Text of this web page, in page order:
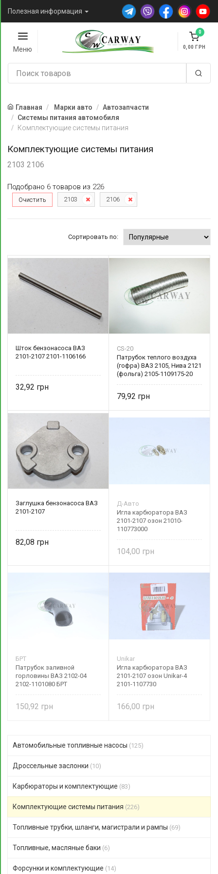
Полезная информация
Меню
0
0,00
Главная Марки авто
Автозапчасти
Системы питания автомобиля
Комплектующие системы питания
Комплектующие системы питания
2103 2106
Подобрано 6 товаров из 226
Очистить 2103 2106
Сортировать по:
Шток бензонасоса ВАЗ
2101-2107 2101-1106166
32,92
CS-20
Патрубок теплого воздуха
(гофра) ВАЗ 2105, Нива 2121
(фольга) 2105-1109175-20
79,92
Заглушка бензонасоса ВАЗ
2101-2107
82,08
Д-Авто
Игла карбюратора ВАЗ
2101-2107 озон 21010-
110773000
104,00
БРТ
Патрубок заливной
горловины ВАЗ 2102-04
2102-1101080 БРТ
150,92
Unikar
Игла карбюратора ВАЗ
2101-2107 озон Unikar-4
2101-1107730
166,00
Автомобильные топливные насосы (125)
Дроссельные заслонки (10)
Карбюраторы и комплектующие (83)
Комплектующие системы питания (226)
Топливные трубки, шланги, магистрали и рампы (69)
Топливные, масляные баки (6)
Форсунки и комплектующие (14)